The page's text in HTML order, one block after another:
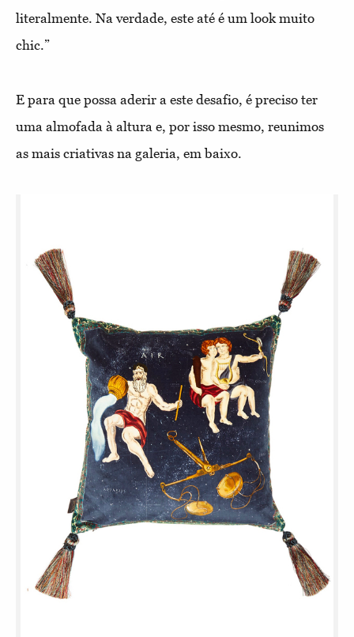
literalmente. Na verdade, este até é um look muito
chic.”
E para que possa aderir a este desafio, é preciso ter
uma almofada à altura e, por isso mesmo, reunimos
as mais criativas na galeria, em baixo.